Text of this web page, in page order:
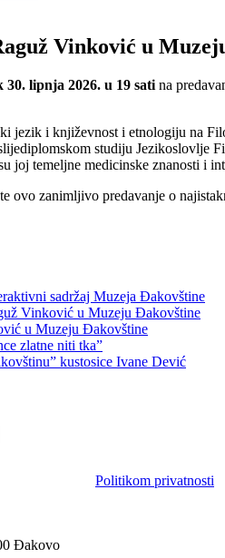
Vinković u
30. lipnja 2026. u 19 sati na
jezik i književnost i etnologiju na
studiju Jezikoslovlje
joj temeljne medicinske znanosti i
ovo zanimljivo predavanje o
sadržaj Muzeja Đakovštine
Vinković u Muzeju Đakovštine
u Muzeju Đakovštine
zlatne niti tka”
kustosice Ivane Dević
Politikom privatnosti
Đakovo